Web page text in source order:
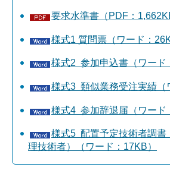
要求水準書（PDF：
様式1 質問票（ワード：
様式2 参加申込書（ワード
様式3 類似業務受注実績（
様式4 参加辞退届（ワード
様式5 配置予定技術者調書
理技術者）（ワード：17KB）